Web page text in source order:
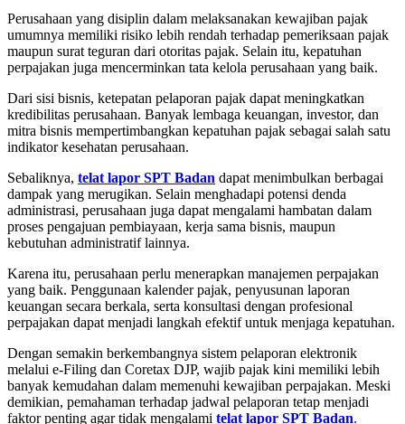
Perusahaan yang disiplin dalam melaksanakan kewajiban pajak
umumnya memiliki risiko lebih rendah terhadap pemeriksaan pajak
maupun surat teguran dari otoritas pajak. Selain itu, kepatuhan
perpajakan juga mencerminkan tata kelola perusahaan yang baik.
Dari sisi bisnis, ketepatan pelaporan pajak dapat meningkatkan
kredibilitas perusahaan. Banyak lembaga keuangan, investor, dan
mitra bisnis mempertimbangkan kepatuhan pajak sebagai salah satu
indikator kesehatan perusahaan.
Sebaliknya, telat lapor SPT Badan dapat menimbulkan berbagai
dampak yang merugikan. Selain menghadapi potensi denda
administrasi, perusahaan juga dapat mengalami hambatan dalam
proses pengajuan pembiayaan, kerja sama bisnis, maupun
kebutuhan administratif lainnya.
Karena itu, perusahaan perlu menerapkan manajemen perpajakan
yang baik. Penggunaan kalender pajak, penyusunan laporan
keuangan secara berkala, serta konsultasi dengan profesional
perpajakan dapat menjadi langkah efektif untuk menjaga kepatuhan.
Dengan semakin berkembangnya sistem pelaporan elektronik
melalui e-Filing dan Coretax DJP, wajib pajak kini memiliki lebih
banyak kemudahan dalam memenuhi kewajiban perpajakan. Meski
demikian, pemahaman terhadap jadwal pelaporan tetap menjadi
faktor penting agar tidak mengalami telat lapor SPT Badan.